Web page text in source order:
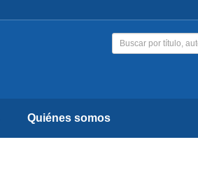
Quiénes somos